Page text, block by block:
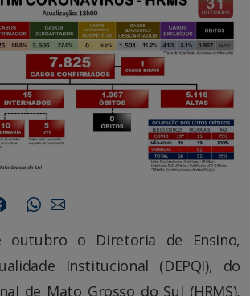
o Diretoria de Ensino,
Institucional (DEPQI), do
de Mato Grosso do Sul (HRMS),